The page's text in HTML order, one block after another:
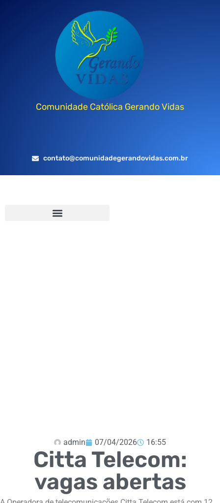
Comunidade Católica Gerando Vidas
contato@comunidadegerandovidas.com.br
admin 07/04/2026 16:55
Citta Telecom:
vagas abertas